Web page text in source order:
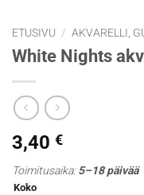
ETUSIVU / AKVARELLI,
White Nights
3,40 €
Toimitusaika:5–18 päivää
Koko